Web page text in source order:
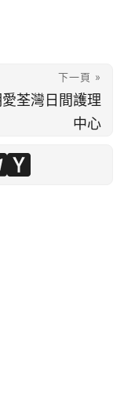
下一頁 »
荃灣日間護理
中心